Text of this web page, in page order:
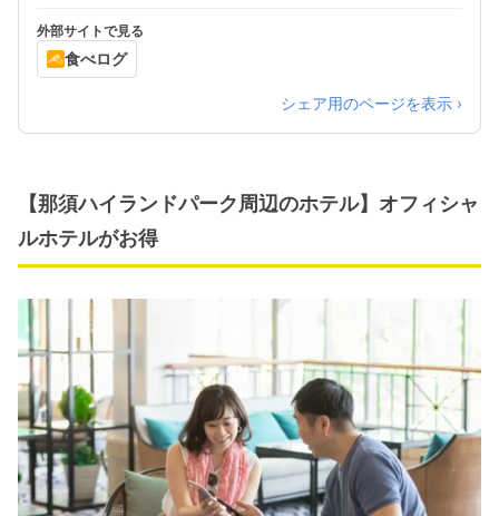
から高速バスをご利用の方 公式ホームページ
からご予約できます
外部サイトで見る
食べログ
シェア用のページを表示 ›
【那須ハイランドパーク周辺のホテル】オフィシャ
ルホテルがお得